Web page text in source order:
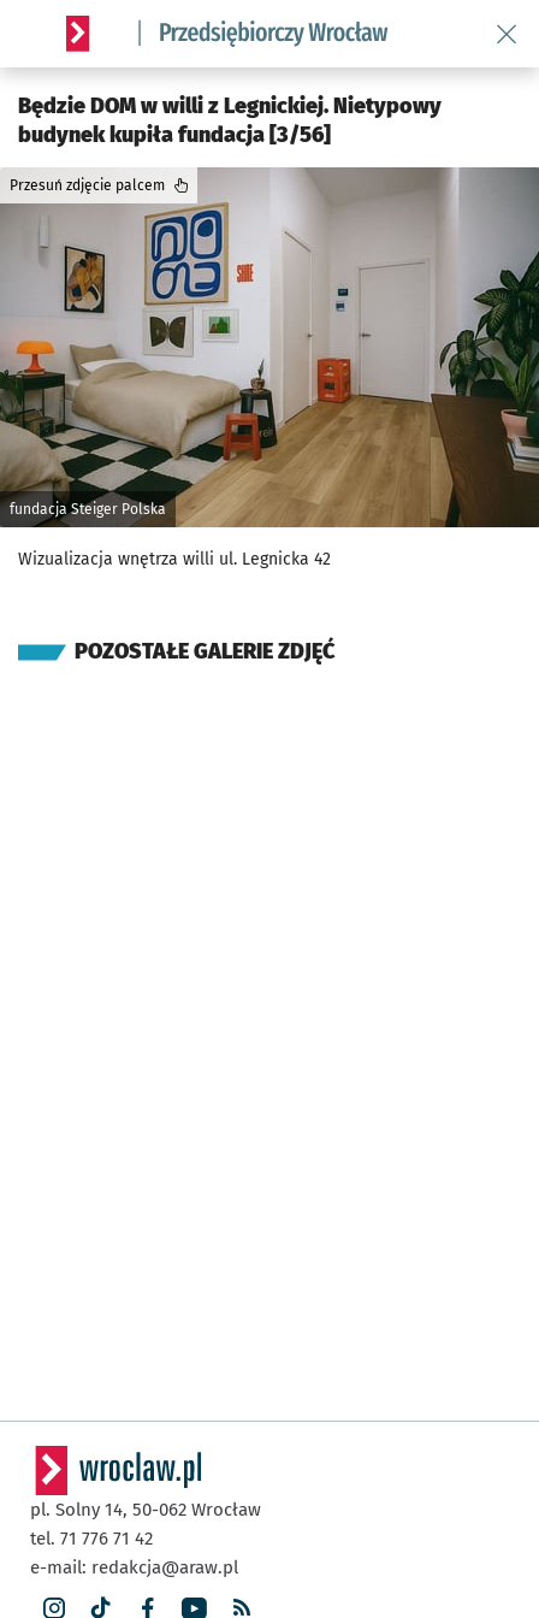
Serwis informacyjny wroclaw.pl podserwis: Strategia
Będzie DOM w willi z Legnickiej. Nietypowy
budynek kupiła fundacja [3/56]
fundacja Steiger Polska
Przesuń zdjęcie palcem
Wizualizacja wnętrza willi ul. Legnicka 42
POZOSTAŁE GALERIE ZDJĘĆ
pl. Solny 14, 50-062 Wrocław
tel. 71 776 71 42
e-mail: redakcja@araw.pl